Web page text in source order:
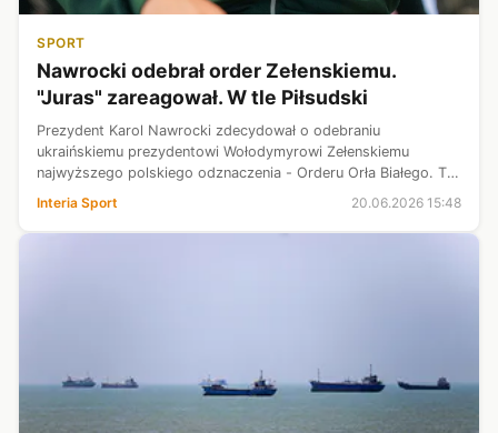
SPORT
Nawrocki odebrał order Zełenskiemu.
"Juras" zareagował. W tle Piłsudski
Prezydent Karol Nawrocki zdecydował o odebraniu
ukraińskiemu prezydentowi Wołodymyrowi Zełenskiemu
najwyższego polskiego odznaczenia - Orderu Orła Białego. To
imieniem "bohaterów UPA". Cała ...
Interia Sport 20.06.2026 15:48